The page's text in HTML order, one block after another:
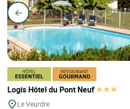
Logis Hôtel du Pont Neuf
Le Veurdre